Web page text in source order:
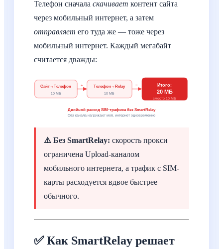
Телефон сначала скачивает контент сайта
через мобильный интернет, а затем
отправляет его туда же — тоже через
мобильный интернет. Каждый мегабайт
считается дважды:
Сайт→Телефон
10 МБ
+
Телефон→Relay
10 МБ
= Итого:
20 МБ
вместо 10 МБ
Двойной расход SIM-трафика без SmartRelay
Оба канала нагружают моб. интернет одновременно
⚠️ Без SmartRelay: скорость прокси
ограничена Upload-каналом
мобильного интернета, а трафик с SIM-
карты расходуется вдвое быстрее
обычного.
✅ Как SmartRelay решает